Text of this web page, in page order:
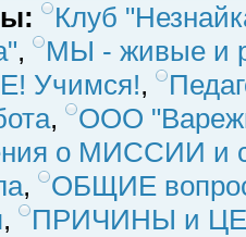
Клуб
,
МЫ - живые и
Учимся!,
,
ООО
о МИССИИ и
,
ОБЩИЕ
,
ПРИЧИНЫ и